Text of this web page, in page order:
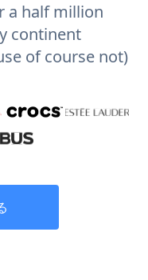
a half million
continent
of course not)